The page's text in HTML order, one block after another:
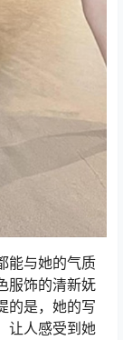
能与她的气质
服饰的清新妩
的是，她的写
让人感受到她